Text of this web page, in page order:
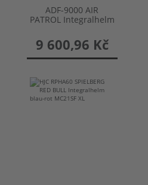
ADF-9000 AIR
PATROL Integralhelm
9 600,96 Kč